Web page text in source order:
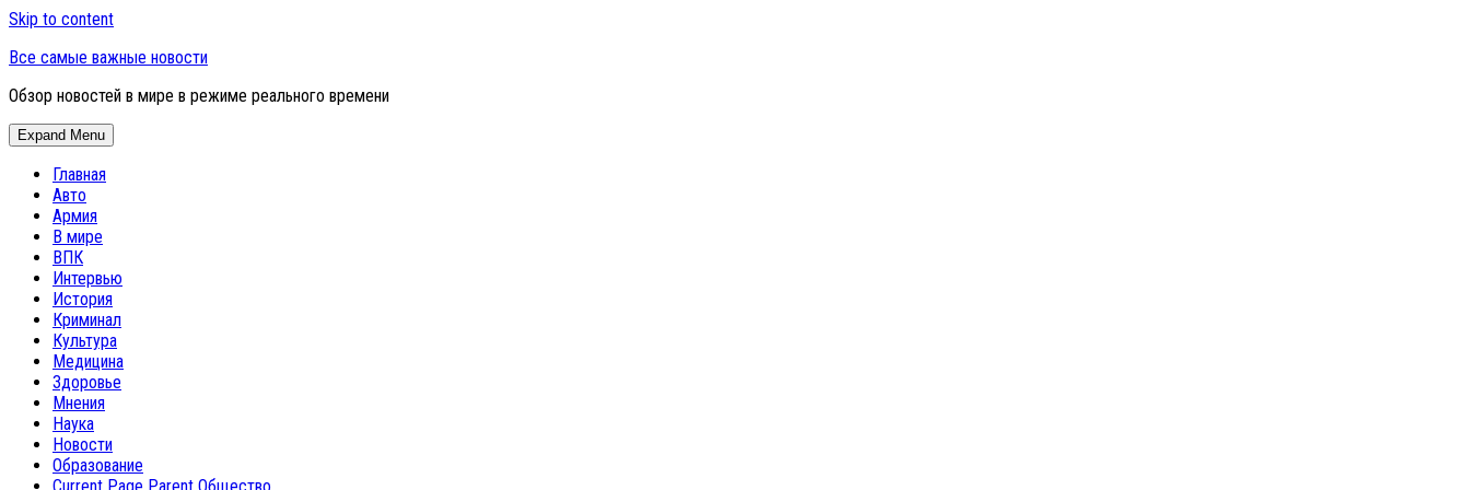
Skip to content
Все самые важные новости
Обзор новостей в мире в режиме реального времени
Expand Menu
Главная
Авто
Армия
В мире
ВПК
Интервью
История
Криминал
Культура
Медицина
Здоровье
Мнения
Наука
Новости
Образование